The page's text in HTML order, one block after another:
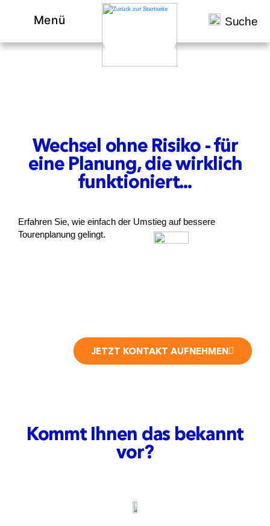
Menü Suche
Wechsel ohne Risiko - für
eine Planung, die wirklich
funktioniert...
Erfahren Sie, wie einfach der Umstieg auf bessere
Tourenplanung gelingt.
JETZT KONTAKT AUFNEHMEN
Kommt Ihnen das bekannt
vor?